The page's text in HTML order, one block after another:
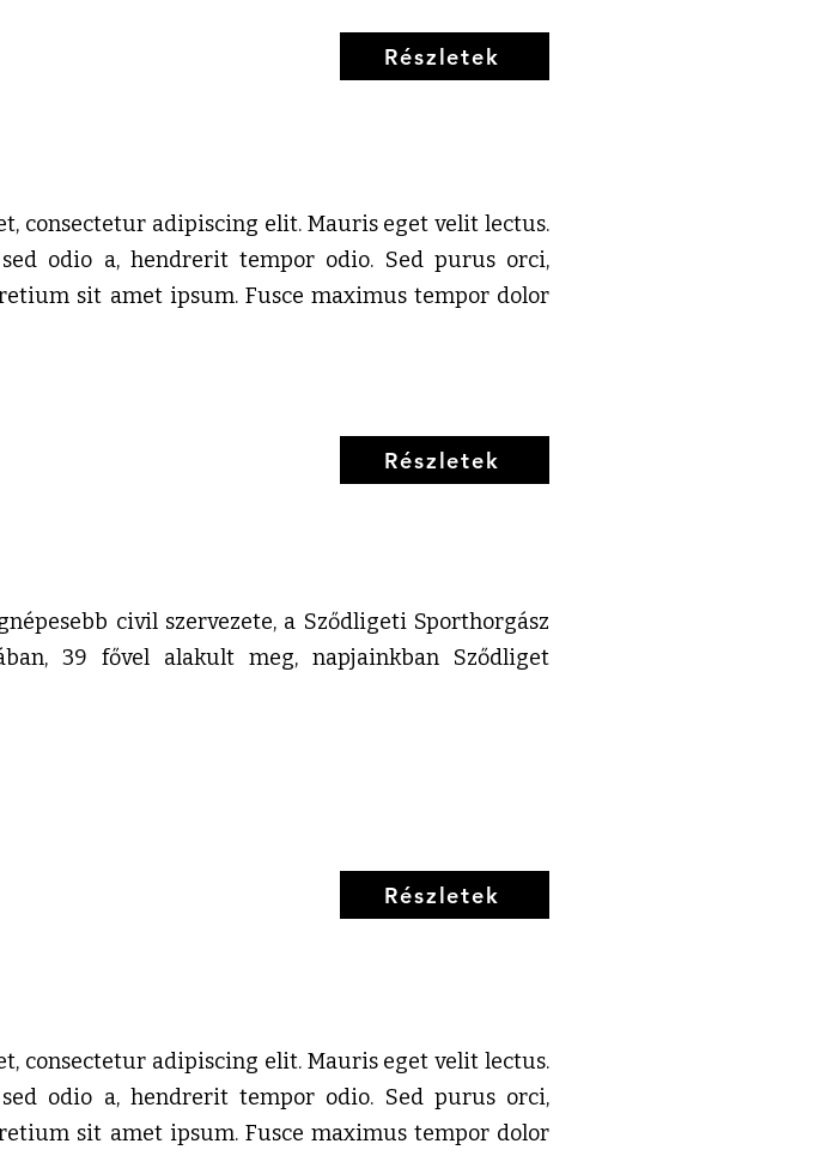
Részletek
consectetur adipiscing elit. Mauris eget velit lectus.
odio a, hendrerit tempor odio. Sed purus orci,
sit amet ipsum. Fusce maximus tempor dolor
Részletek
civil szervezete, a Sződligeti Sporthorgász
39 fővel alakult meg, napjainkban Sződliget
Részletek
consectetur adipiscing elit. Mauris eget velit lectus.
odio a, hendrerit tempor odio. Sed purus orci,
sit amet ipsum. Fusce maximus tempor dolor